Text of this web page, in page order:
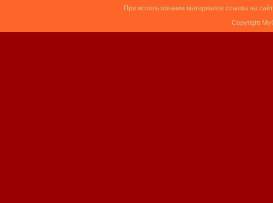
При использовании материалов ссылка на
Copyright